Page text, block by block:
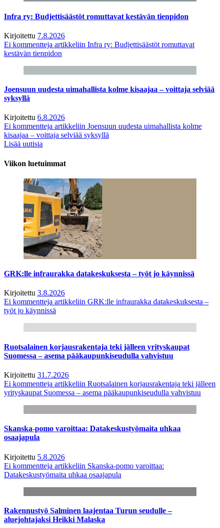
Infra ry: Budjettisäästöt romuttavat kestävän tienpidon
Kirjoitettu 7.8.2026
Ei kommentteja artikkeliin Infra ry: Budjettisäästöt romuttavat
kestävän tienpidon
Joensuun uudesta uimahallista kolme kisaajaa – voittaja selviää
syksyllä
Kirjoitettu 6.8.2026
Ei kommentteja artikkeliin Joensuun uudesta uimahallista kolme
kisaajaa – voittaja selviää syksyllä
Lisää uutisia
Viikon luetuimmat
GRK:lle infraurakka datakeskuksesta – työt jo käynnissä
Kirjoitettu 3.8.2026
Ei kommentteja artikkeliin GRK:lle infraurakka datakeskuksesta –
työt jo käynnissä
Ruotsalainen korjausrakentaja teki jälleen yrityskaupat
Suomessa – asema pääkaupunkiseudulla vahvistuu
Kirjoitettu 31.7.2026
Ei kommentteja artikkeliin Ruotsalainen korjausrakentaja teki jälleen
yrityskaupat Suomessa – asema pääkaupunkiseudulla vahvistuu
Skanska-pomo varoittaa: Datakeskustyömaita uhkaa
osaajapula
Kirjoitettu 5.8.2026
Ei kommentteja artikkeliin Skanska-pomo varoittaa:
Datakeskustyömaita uhkaa osaajapula
Rakennustyö Salminen laajentaa Turun seudulle –
aluejohtajaksi Heikki Malaska